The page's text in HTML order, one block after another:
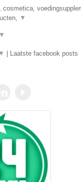
cosmetica,
▼
▼
▼ Laatste facebook posts